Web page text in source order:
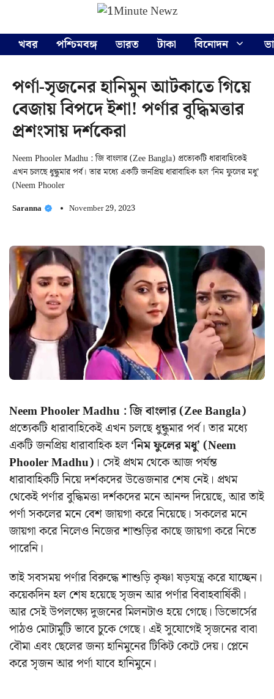
content
খবর
পশ্চিমবঙ্গ ভারত টাকা বিনোদন
পর্ণা-সৃজনের হানিমুন আটকাতে গিয়ে
বেজায় বিপদে ইশা! পর্ণার বুদ্ধিমত্তার
প্রশংসায় দর্শকেরা
Neem Phooler Madhu : জি বাংলার (Zee Bangla) প্রত্যেকটি ধারাবাহিকেই
এখন চলছে ধুন্ধুমার পর্ব। তার মধ্যে একটি জনপ্রিয় ধারাবাহিক হল ‘নিম ফুলের মধু’
(Neem Phooler
Saranna November 29, 2023
Neem Phooler Madhu : জি বাংলার (Zee Bangla)
প্রত্যেকটি ধারাবাহিকেই এখন চলছে ধুন্ধুমার পর্ব। তার মধ্যে
একটি জনপ্রিয় ধারাবাহিক হল‘নিম ফুলের মধু’ (Neem
Phooler Madhu) । সেই প্রথম থেকে আজ পর্যন্ত
ধারাবাহিকটি নিয়ে দর্শকদের উত্তেজনার শেষ নেই। প্রথম
থেকেই পর্ণার বুদ্ধিমত্তা দর্শকদের মনে আনন্দ দিয়েছে, আর তাই
পর্ণা সকলের মনে বেশ জায়গা করে নিয়েছে। সকলের মনে
জায়গা করে নিলেও নিজের শাশুড়ির কাছে জায়গা করে নিতে
পারেনি।
তাই সবসময় পর্ণার বিরুদ্ধে শাশুড়ি কৃষ্ণা ষড়যন্ত্র করে যাচ্ছেন।
কয়েকদিন হল শেষ হয়েছে সৃজন আর পর্ণার বিবাহবার্ষিকী।
আর সেই উপলক্ষ্যে দুজনের মিলনটাও হয়ে গেছে। ডিভোর্সের
পাঠও মোটামুটি ভাবে চুকে গেছে। এই সুযোগেই সৃজনের বাবা
বৌমা এবং ছেলের জন্য হানিমুনের টিকিট কেটে দেয়। প্লেনে
করে সৃজন আর পর্ণা যাবে হানিমুনে।